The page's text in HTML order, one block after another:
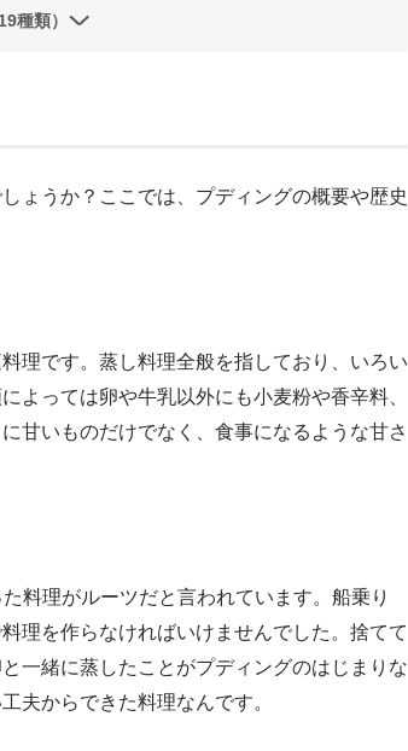
種類）
ょうか？ここでは、プディングの概要や歴史
理です。蒸し料理全般を指しており、いろい
よっては卵や牛乳以外にも小麦粉や香辛料、
甘いものだけでなく、食事になるような甘さ
料理がルーツだと言われています。船乗り
理を作らなければいけませんでした。捨てて
一緒に蒸したことがプディングのはじまりな
夫からできた料理なんです。